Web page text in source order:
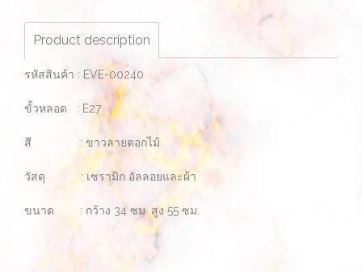
Product description
รหัสสินค้า : EVE-00240
ขั้วหลอด : E27
สี : ขาวลายดอกไม้
วัสดุ : เซรามิก อัลลอยและผ้า
ขนาด : กว้าง 34 ซม. สูง 55 ซม.